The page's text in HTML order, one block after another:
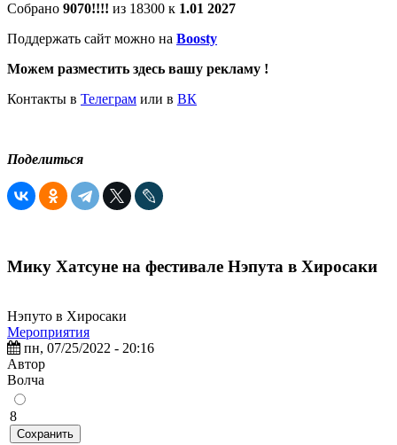
Собрано 9070!!!! из 18300 к 1.01 2027
Поддержать сайт можно на Boosty
Можем разместить здесь вашу рекламу !
Контакты в Телеграм или в ВК
Поделиться
Мику Хатсуне на фестивале Нэпута в Хиросаки
Нэпуто в Хиросаки
Мероприятия
пн, 07/25/2022 - 20:16
Автор
Волчa
8
Сохранить